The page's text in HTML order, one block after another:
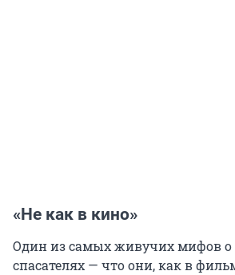
«Не как в кино»
Один из самых живучих мифов о
спасателях — что они, как в